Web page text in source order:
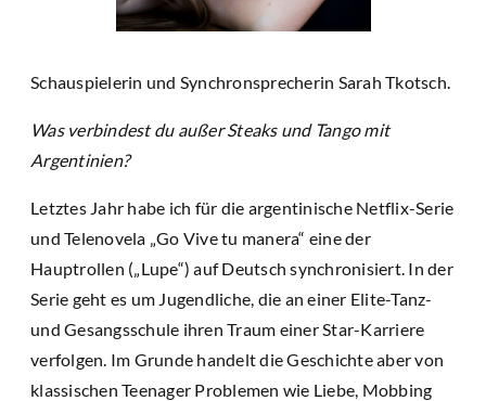
Schauspielerin und Synchronsprecherin Sarah Tkotsch.
Was verbindest du außer Steaks und Tango mit
Argentinien?
Letztes Jahr habe ich für die argentinische Netflix-Serie
und Telenovela „Go Vive tu manera“ eine der
Hauptrollen („Lupe“) auf Deutsch synchronisiert. In der
Serie geht es um Jugendliche, die an einer Elite-Tanz-
und Gesangsschule ihren Traum einer Star-Karriere
verfolgen. Im Grunde handelt die Geschichte aber von
klassischen Teenager Problemen wie Liebe, Mobbing